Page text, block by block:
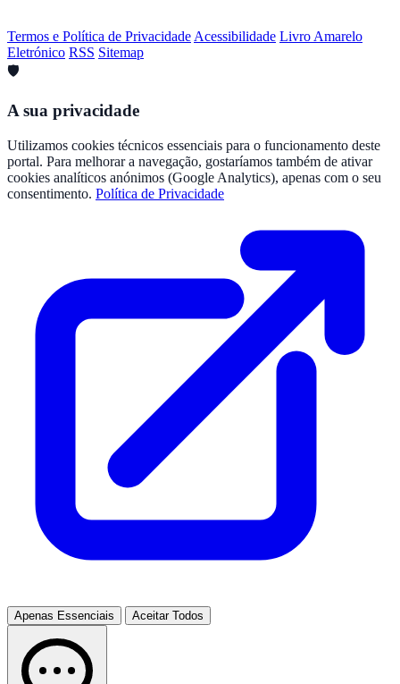
Termos e Política de Privacidade Acessibilidade Livro Amarelo
Eletrónico RSS Sitemap
🛡️
A sua privacidade
Utilizamos cookies técnicos essenciais para o funcionamento deste
portal. Para melhorar a navegação, gostaríamos também de ativar
cookies analíticos anónimos (Google Analytics), apenas com o seu
consentimento. Política de Privacidade
Apenas Essenciais Aceitar Todos